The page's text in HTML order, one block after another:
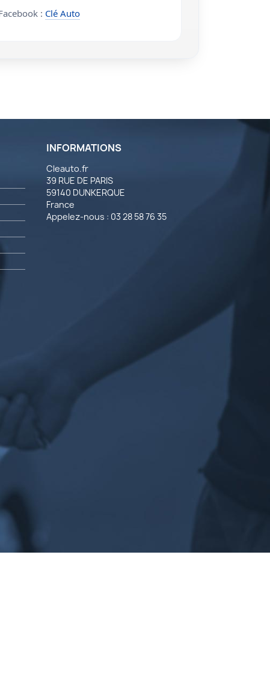
: Clé Auto
INFORMATIONS
Cleauto.fr
39 RUE DE PARIS
59140 DUNKERQUE
France
Appelez-nous : 03 28 58 76 35